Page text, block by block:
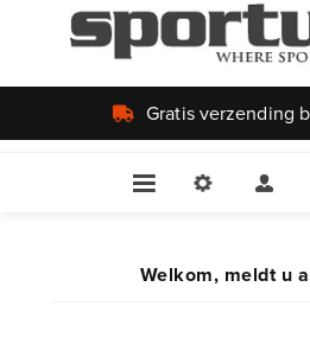
Gratis verzending
Welkom, meldt u